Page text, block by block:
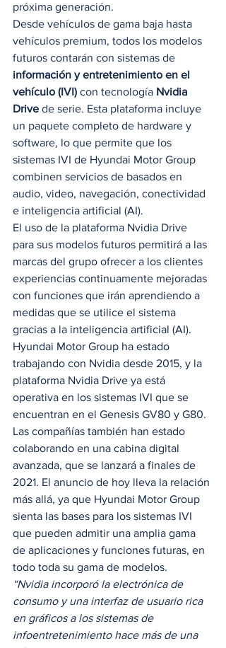
próxima generación.
Desde vehículos de gama baja hasta
vehículos premium, todos los modelos
futuros contarán con sistemas de
información y entretenimiento en el
vehículo (IVI) con tecnología Nvidia
Drive de serie. Esta plataforma incluye
un paquete completo de hardware y
software, lo que permite que los
sistemas IVI de Hyundai Motor Group
combinen servicios de basados ​​en
audio, video, navegación, conectividad
e inteligencia artificial (AI).
El uso de la plataforma Nvidia Drive
para sus modelos futuros permitirá a las
marcas del grupo ofrecer a los clientes
experiencias continuamente mejoradas
con funciones que irán aprendiendo a
medidas que se utilice el sistema
gracias a la inteligencia artificial (AI).
Hyundai Motor Group ha estado
trabajando con Nvidia desde 2015, y la
plataforma Nvidia Drive ya está
operativa en los sistemas IVI que se
encuentran en el Genesis GV80 y G80.
Las compañías también han estado
colaborando en una cabina digital
avanzada, que se lanzará a finales de
2021. El anuncio de hoy lleva la relación
más allá, ya que Hyundai Motor Group
sienta las bases para los sistemas IVI
que pueden admitir una amplia gama
de aplicaciones y funciones futuras, en
todo toda su gama de modelos.
“Nvidia incorporó la electrónica de
consumo y una interfaz de usuario rica
en gráficos a los sistemas de
infoentretenimiento hace más de una